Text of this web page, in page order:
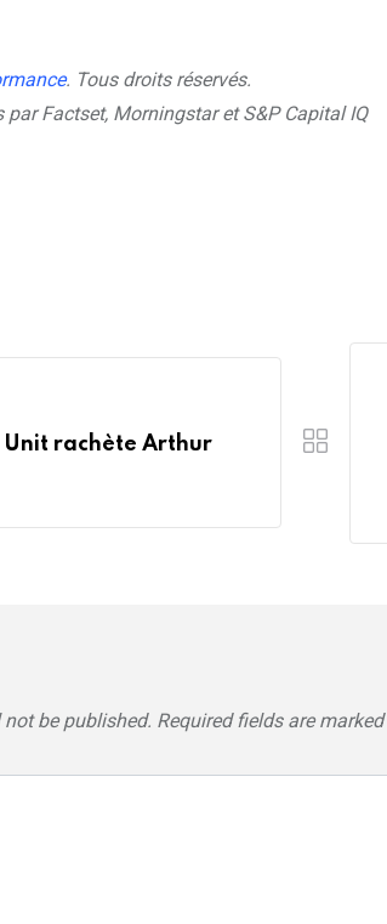
. Tous droits réservés.
Factset, Morningstar et S&P Capital IQ
Unit rachète Arthur
be published. Required fields are marked